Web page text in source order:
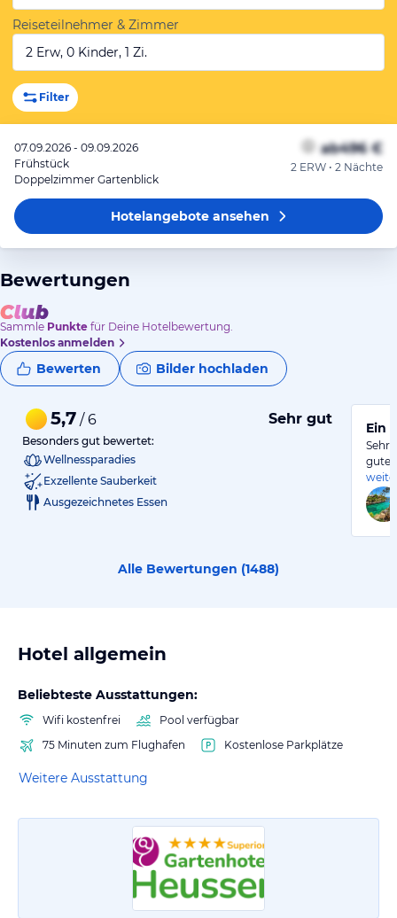
Reiseteilnehmer & Zimmer
2 Erw, 0 Kinder, 1 Zi.
Filter
07.09.2026 - 09.09.2026
Frühstück
Doppelzimmer Gartenblick
ab496 €
2 ERW • 2 Nächte
Hotelangeboteansehen
Bewertungen
Sammle Punkte für Deine Hotelbewertung.
Kostenlos anmelden
Bewerten Bilder hochladen
5,7 / 6 Sehr gut
Besonders gut bewertet:
Wellnessparadies
Exzellente Sauberkeit
Ausgezeichnetes Essen
Ein
Sehr
Alle Bewertungen (1488)
Hotel allgemein
Beliebteste Ausstattungen:
Wifi kostenfrei
Pool verfügbar
75 Minuten zum Flughafen
Kostenlose Parkplätze
Weitere Ausstattung